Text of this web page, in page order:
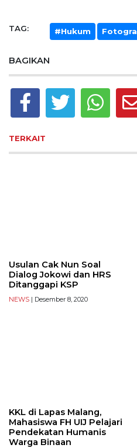
TAG: #Hukum
BAGIKAN
TERKAIT
Usulan Cak Nun Soal
Dialog Jokowi dan HRS
Ditanggapi KSP
NEWS | Desember 8, 2020
KKL di Lapas Malang,
Mahasiswa FH UIJ Pelajari
Pendekatan Humanis
Warga Binaan